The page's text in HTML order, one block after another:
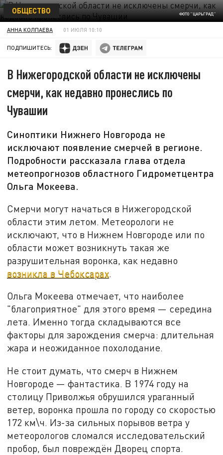
ФОТО "ЦАРЬГРАД"
ОБЩЕСТВО
АННА КОЛПАЕВА 01 ИЮЛЯ 10:10
ПОДПИШИТЕСЬ:
В Нижегородской области не исключены
смерчи, как недавно пронеслись по
Чувашии
Синоптики Нижнего Новгорода не
исключают появление смерчей в регионе.
Подробности рассказала глава отдела
метеопрогнозов областного Гидрометцентра
Ольга Мокеева.
Смерчи могут начаться в Нижегородской
области этим летом. Метеорологи не
исключают, что в Нижнем Новгороде или по
области может возникнуть такая же
разрушительная воронка, как недавно
возникла в Чебоксарах.
Ольга Мокеева отмечает, что наиболее
"благоприятное" для этого время — середина
лета. Именно тогда складываются все
факторы для зарождения смерча: длительная
жара и неожиданное похолодание.
Не стоит думать, что смерч в Нижнем
Новгороде — фантастика. В 1974 году на
столицу Приволжья обрушился ураганный
ветер, воронка прошла по городу со скоростью
172 км\ч. Из-за сильных порывов ветра у
метеорологов сломался исследовательский
пробор, был повреждён Дворец спорта.